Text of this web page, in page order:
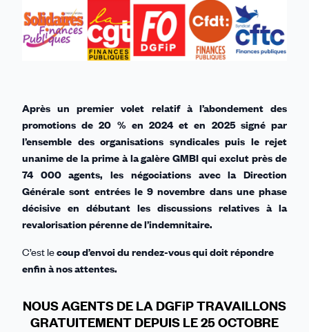
Linkedin
Facebook
Threads
Bluesky
email
Après un premier volet relatif à l’abondement des
promotions de 20 % en 2024 et en 2025 signé par
l’ensemble des organisations syndicales puis le rejet
unanime de la prime à la galère GMBI qui exclut près de
74 000 agents, les négociations avec la Direction
Générale sont entrées le 9 novembre dans une phase
décisive en débutant les discussions relatives à la
revalorisation pérenne de l’indemnitaire.
C’est lecoup d’envoi du rendez-vous qui doit répondre
enfin à nos attentes.
NOUS AGENTS DE LA DGFiP TRAVAILLONS
GRATUITEMENT DEPUIS LE 25 OCTOBRE